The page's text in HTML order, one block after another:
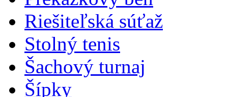
Riešiteľská súťaž
Stolný tenis
Šachový turnaj
Šípky